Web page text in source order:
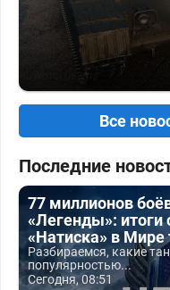
Все
Последние
77 миллионов
«Легенды»: итоги
«Натиска» в Мире
Разбираемся, какие
популярностью...
Сегодня, 08:51